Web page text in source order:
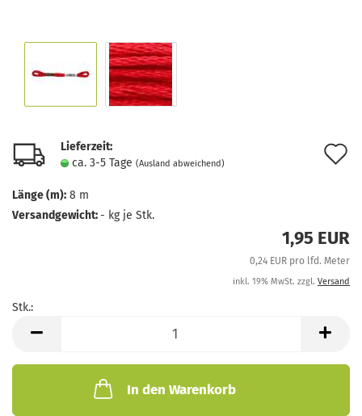
Lieferzeit:
ca. 3-5 Tage (Ausland abweichend)
Länge (m): 8 m
Versandgewicht:- kg je Stk.
1,95 EUR
0,24 EUR pro lfd. Meter
inkl. 19% MwSt. zzgl. Versand
Stk.:
In den Warenkorb